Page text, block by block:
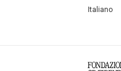
Italiano